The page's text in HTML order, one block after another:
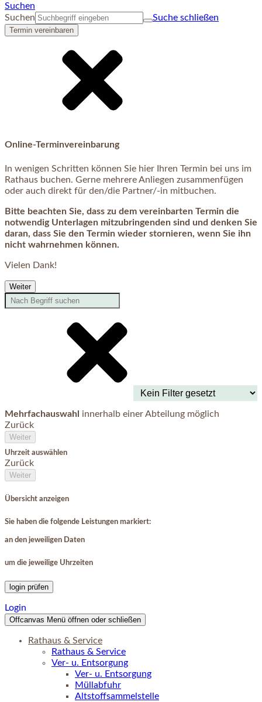
Suchen
Suchen
Suche schließen
Termin vereinbaren
Online-Terminvereinbarung
In wenigen Schritten können Sie hier Ihren Termin bei uns im
Rathaus buchen. Gerne mehrere Anliegen zusammenfügen
oder auch direkt für den/die Partner/-in mitbuchen.
Bitte beachten Sie, dass zu dem vereinbarten Termin die
notwendig Unterlagen mitzubringenden sind und denken Sie
daran, dass Sie den Termin wieder stornieren, wenn Sie ihn
nicht wahrnehmen können.
Vielen Dank!
Weiter
Mehrfachauswahl innerhalb einer Abteilung möglich
Zurück
Weiter
Uhrzeit auswählen
Zurück
Weiter
Übersicht anzeigen
Sie haben die folgende Leistungen markiert:
an den jeweiligen Daten
um die jeweilige Uhrzeiten
login prüfen
Login
Offcanvas Menü öffnen oder schließen
Rathaus & Service
Rathaus & Service
Ver- u. Entsorgung
Ver- u. Entsorgung
Müllabfuhr
Altstoffsammelstelle